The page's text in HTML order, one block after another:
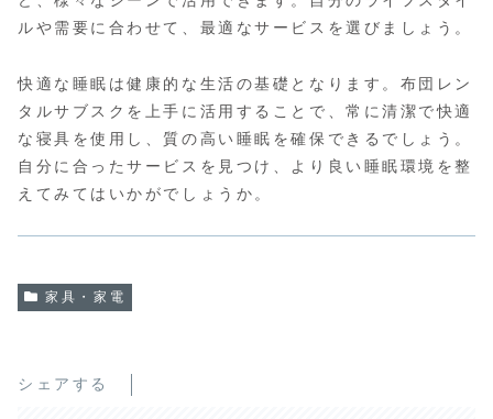
ルや需要に合わせて、最適なサービスを選びましょう。
快適な睡眠は健康的な生活の基礎となります。布団レン
タルサブスクを上手に活用することで、常に清潔で快適
な寝具を使用し、質の高い睡眠を確保できるでしょう。
自分に合ったサービスを見つけ、より良い睡眠環境を整
えてみてはいかがでしょうか。
家具・家電
シェアする